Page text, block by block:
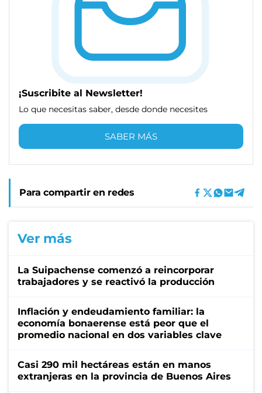
¡Suscribite al Newsletter!
Lo que necesitas saber, desde donde necesites
SABER MÁS
Para compartir en redes
Ver más
La Suipachense comenzó a reincorporar
trabajadores y se reactivó la producción
Inflación y endeudamiento familiar: la
economía bonaerense está peor que el
promedio nacional en dos variables clave
Casi 290 mil hectáreas están en manos
extranjeras en la provincia de Buenos Aires